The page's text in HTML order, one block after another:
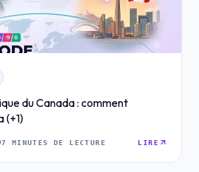
du Canada : comment
(+1)
7 MINUTES DE LECTURE LIRE